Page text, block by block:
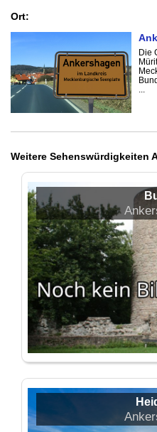
Ort:
Die
...
Weitere Sehenswürdigkeiten